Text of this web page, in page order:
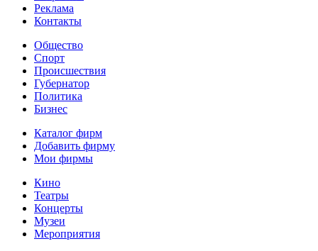
Реклама
Контакты
Общество
Спорт
Происшествия
Губернатор
Политика
Бизнес
Каталог фирм
Добавить фирму
Мои фирмы
Кино
Театры
Концерты
Музеи
Мероприятия